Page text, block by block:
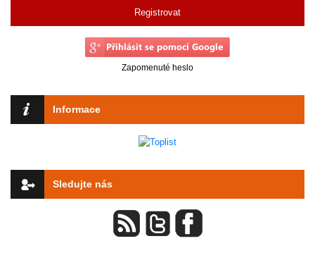
Registrovat
Zapomenuté heslo
Informace
Sledujte nás